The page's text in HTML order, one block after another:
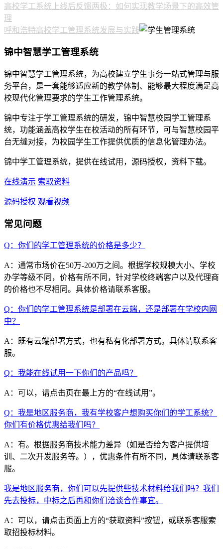
高校学工系统上线后反馈两极：如何实现教学场景下的高效管
理
呼和浩特高校学工管理系统发展与实践
锦中智慧学工管理系统
锦中智慧学工管理系统，为高校建立学生事务一站式管理与服
务平台，是一套能够适应新的教学体制、能够最大程度满足高
校现代化管理要求的学生工作管理系统。
锦中专注于学工管理系统的研发，锦中智慧校园学工管理系
统，功能涵盖高校学生在校活动的所有环节，可与智慧校园平
台无缝对接，为校园学生工作提供优质的信息化管理办法。
锦中学工管理系统，提供在线试用，源码授权，资料下载。
在线演示 索取资料
源码授权 观看视频
常见问题
Q：你们的学工管理系统的价格是多少？
A：通常市场价在50万-200万之间。根据学校规模大小、学校
办学等级不同，价格有所不同，针对学校终端客户以及代理商
的价格也不尽相同。具体价格请联系客服。
Q：你们的学工管理系统是部署在云端，还是部署在学校内网
中？
A：既有云端部署方式，也有私有化部署方式。具体请联系客
服。
Q：我能在线试用一下你们的产品吗？
A：可以，请点击页在最上方的“在线试用”。
Q：我是地区服务商，我有学校客户想购买你们的学工系统？
你们有价格优惠给我们吗？
A：有。根据服务商技术能力差异（如是否给为客户提供培
训、二次开发服务等。），优惠条件有所不同，具体请联系客
服。
我是地区服务商，你们可以先提供些技术材料给我们吗？我们
先去投标，中标之后再和你们洽谈合作事宜。
A：可以，请点击页面上方的“获取资料”按钮，或联系客服索
取招投标材料。